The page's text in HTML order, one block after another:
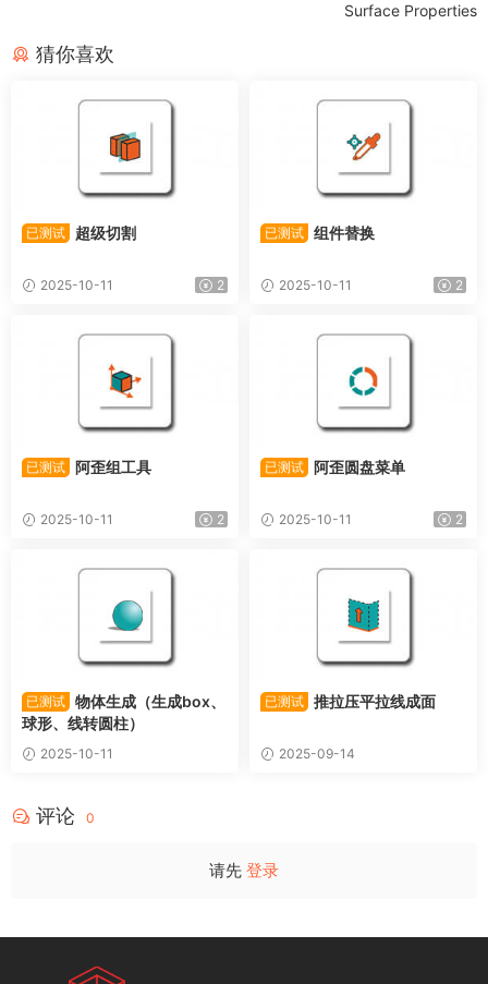
Surface Properties
猜你喜欢
已测试 超级切割
2025-10-11 2
已测试 组件替换
2025-10-11 2
已测试 阿歪组工具
2025-10-11 2
已测试 阿歪圆盘菜单
2025-10-11 2
已测试 物体生成（生成box、
球形、线转圆柱）
2025-10-11
已测试 推拉压平拉线成面
2025-09-14
评论 0
请先 登录